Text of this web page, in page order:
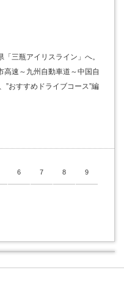
三瓶アイリスライン」へ。
高速～九州自動車道～中国自
”おすすめドライブコース”編
6 7 8 9